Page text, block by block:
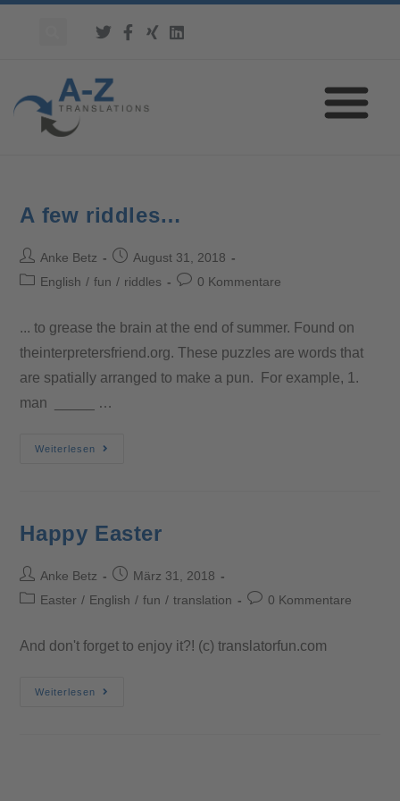
A few riddles…
Anke Betz
August 31, 2018
English / fun / riddles 0 Kommentare
... to grease the brain at the end of summer. Found on
theinterpretersfriend.org. These puzzles are words that
are spatially arranged to make a pun. For example, 1.
man _____ …
Weiterlesen
Happy Easter
Anke Betz
März 31, 2018
Easter / English / fun / translation 0 Kommentare
And don't forget to enjoy it?! (c) translatorfun.com
Weiterlesen